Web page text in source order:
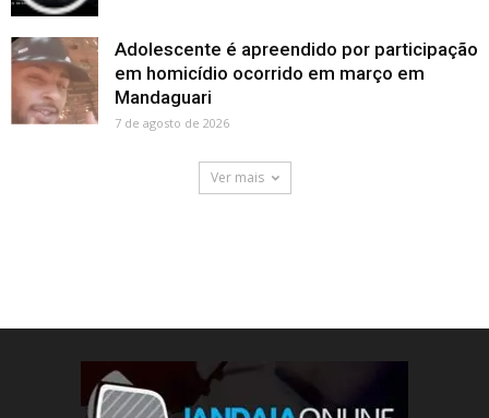
Adolescente é apreendido por participação
em homicídio ocorrido em março em
Mandaguari
7 de agosto de 2026
Ver mais